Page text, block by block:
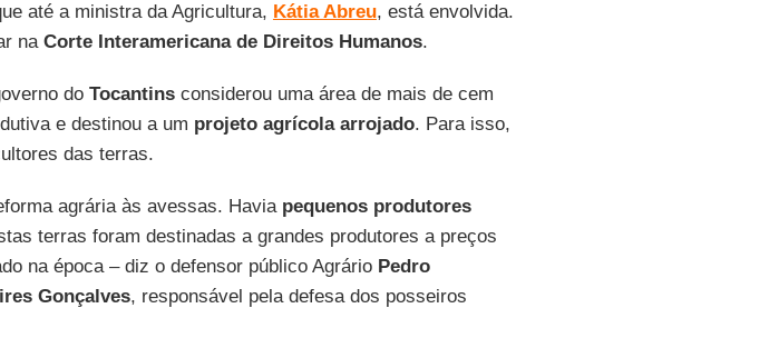
até a ministra da Agricultura, Kátia Abreu, está envolvida.
naCorte Interamericana de Direitos Humanos.
do Tocantinsconsiderou uma área de mais de cem
e destinou a um projeto agrícola arrojado. Para isso,
das terras.
agrária às avessas. Havia pequenos produtores
terras foram destinadas a grandes produtores a preços
na época – diz o defensor público Agrário Pedro
Gonçalves, responsável pela defesa dos posseiros